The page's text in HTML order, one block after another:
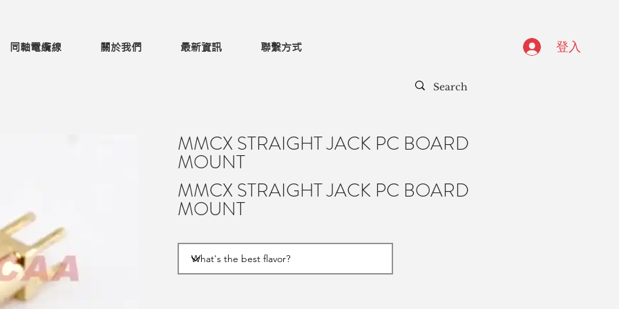
同軸電纜線 關於我們 最新資訊 聯繫方式 登入
MMCX STRAIGHT JACK PC BOARD
MOUNT
MMCX STRAIGHT JACK PC BOARD
MOUNT